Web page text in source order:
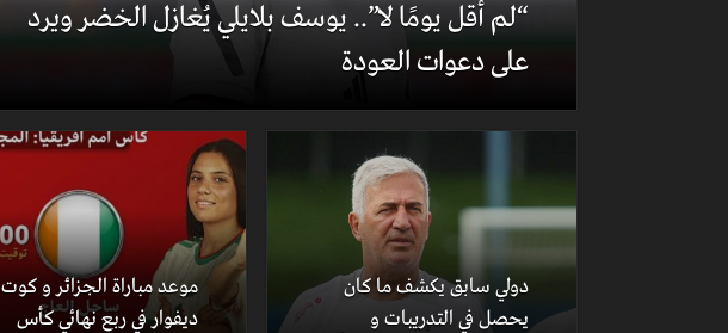
“لم أقل يومًا لا”.. يوسف بلايلي يُغازل الخضر ويرد
على دعوات العودة
دولي سابق يكشف ما كان
يحصل في التدريبات و
موعد مباراة الجزائر و كوت
ديفوار في ربع نهائي كأس